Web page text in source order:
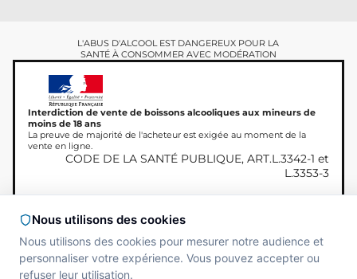
L'ABUS D'ALCOOL EST DANGEREUX POUR LA
SANTÉ À CONSOMMER AVEC MODÉRATION
Interdiction de vente de boissons alcooliques aux mineurs de
moins de 18 ans
La preuve de majorité de l'acheteur est exigée au moment de la
vente en ligne.
CODE DE LA SANTÉ PUBLIQUE, ART.L.3342-1 et
L.3353-3
Copyright © 2026
Miamland, Alle rechten
voorbehouden.
Site réalisé parMAADAM
SOLUTIONS
Nous utilisons des cookies
Nous utilisons des cookies pour mesurer notre audience et
personnaliser votre expérience. Vous pouvez accepter ou
refuser leur utilisation.